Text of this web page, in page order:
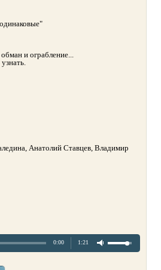
и ограбление...
Анатолий Ставцев, Владимир
0:00 1:21